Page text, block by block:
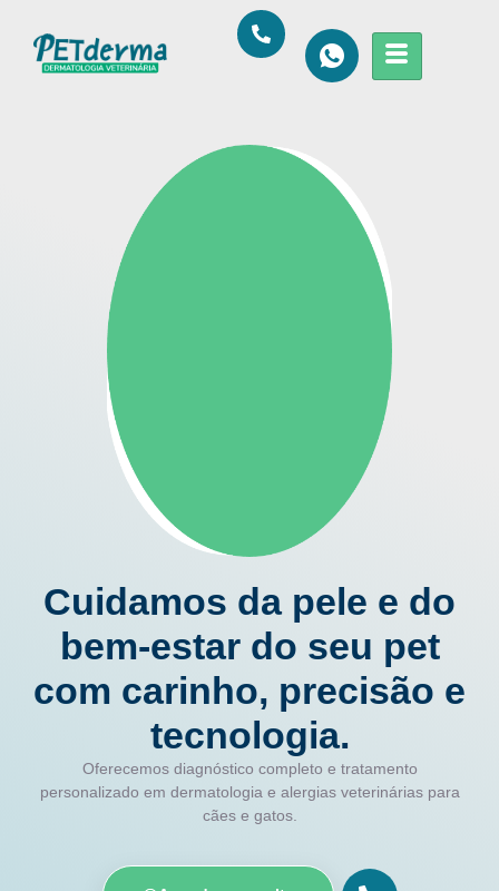
Cuidamos da pele e do
bem-estar do seu pet
com carinho, precisão e
tecnologia.
Oferecemos diagnóstico completo e tratamento
personalizado em dermatologia e alergias veterinárias para
cães e gatos.